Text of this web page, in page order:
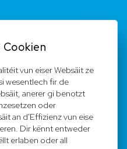
vun eiser Websäit ze
wesentlech fir de
anerer gi benotzt
oder
an d'Effizienz vun eise
Dir kënnt entweder
erlaben oder all